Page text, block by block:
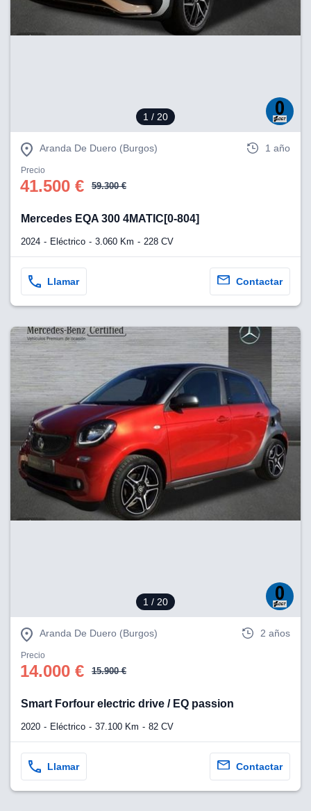
1 / 20
Aranda De Duero (Burgos) 1 año
Precio
41.500 € 59.300 €
Mercedes EQA 300 4MATIC[0-804]
2024 Eléctrico 3.060 Km 228 CV
Llamar Contactar
1 / 20
Aranda De Duero (Burgos) 2 años
Precio
14.000 € 15.900 €
Smart Forfour electric drive / EQ passion
2020 Eléctrico 37.100 Km 82 CV
Llamar Contactar